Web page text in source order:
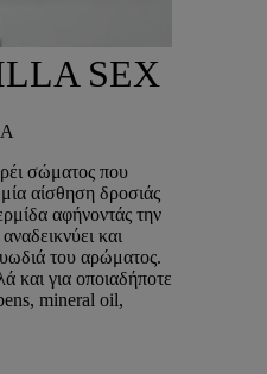
SEX
σώματος που
αίσθηση δροσιάς
αφήνοντάς την
και
του αρώματος.
και για οποιαδήποτε
mineral oil,